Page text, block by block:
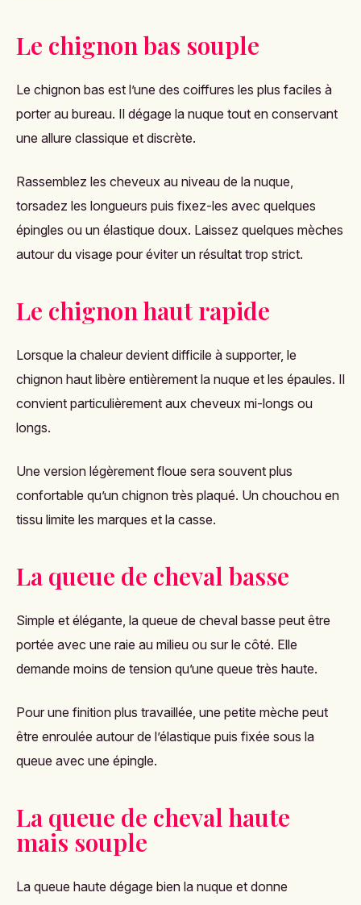
Le chignon bas souple
Le chignon bas est l’une des coiffures les plus faciles à
porter au bureau. Il dégage la nuque tout en conservant
une allure classique et discrète.
Rassemblez les cheveux au niveau de la nuque,
torsadez les longueurs puis fixez-les avec quelques
épingles ou un élastique doux. Laissez quelques mèches
autour du visage pour éviter un résultat trop strict.
Le chignon haut rapide
Lorsque la chaleur devient difficile à supporter, le
chignon haut libère entièrement la nuque et les épaules. Il
convient particulièrement aux cheveux mi-longs ou
longs.
Une version légèrement floue sera souvent plus
confortable qu’un chignon très plaqué. Un chouchou en
tissu limite les marques et la casse.
La queue de cheval basse
Simple et élégante, la queue de cheval basse peut être
portée avec une raie au milieu ou sur le côté. Elle
demande moins de tension qu’une queue très haute.
Pour une finition plus travaillée, une petite mèche peut
être enroulée autour de l’élastique puis fixée sous la
queue avec une épingle.
La queue de cheval haute
mais souple
La queue haute dégage bien la nuque et donne